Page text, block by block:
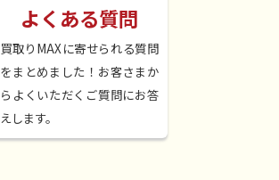
査定額を提示
スタッフの査定をもとに、オーク
ション市場相場価格の最新情報を
もとにして、査定額を算出し、買
取金額を即時にお支払いいたしま
よくある質問
買取りMAXに寄せられる質問
をまとめました！お客さまか
らよくいただくご質問にお答
えします。